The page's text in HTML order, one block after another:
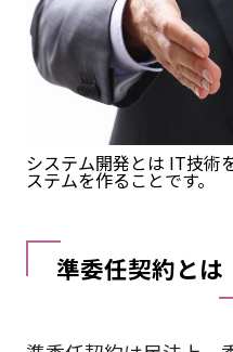
システム開発とは IT技術
ステムを作ることです。
準委任契約とは